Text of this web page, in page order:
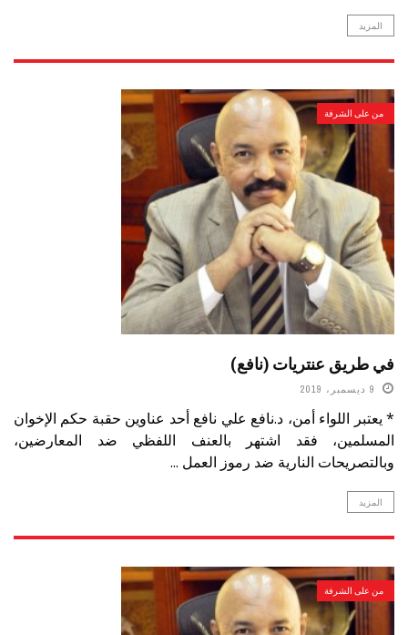
المزيد
من على الشرفة
في طريق عنتريات (نافع)
9 ديسمبر، 2019
* يعتبر اللواء أمن، د.نافع علي نافع أحد عناوين حقبة حكم الإخوان
المسلمين، فقد اشتهر بالعنف اللفظي ضد المعارضين،
وبالتصريحات النارية ضد رموز العمل ...
المزيد
من على الشرفة